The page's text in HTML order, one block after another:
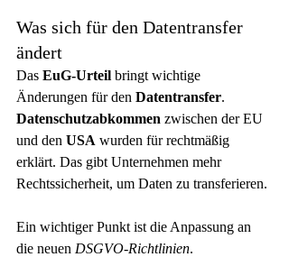
Was sich für den Datentransfer
ändert
Das EuG-Urteil bringt wichtige
Änderungen für den Datentransfer.
Datenschutzabkommen zwischen der EU
und den USA wurden für rechtmäßig
erklärt. Das gibt Unternehmen mehr
Rechtssicherheit, um Daten zu transferieren.
Ein wichtiger Punkt ist die Anpassung an
die neuen DSGVO-Richtlinien.